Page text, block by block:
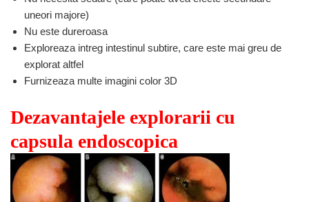
uneori majore)
Nu este dureroasa
Exploreaza intreg intestinul subtire, care este mai greu de
explorat altfel
Furnizeaza multe imagini color 3D
Dezavantajele explorarii cu
capsula endoscopica